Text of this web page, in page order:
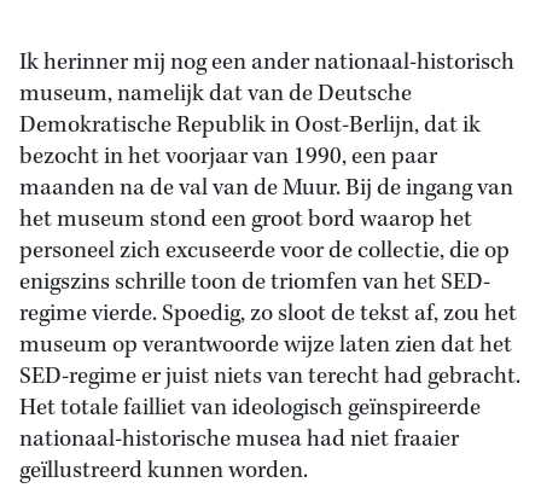
Ik herinner mij nog een ander nationaal-historisch
museum, namelijk dat van de Deutsche
Demokratische Republik in Oost-Berlijn, dat ik
bezocht in het voorjaar van 1990, een paar
maanden na de val van de Muur. Bij de ingang van
het museum stond een groot bord waarop het
personeel zich excuseerde voor de collectie, die op
enigszins schrille toon de triomfen van het SED-
regime vierde. Spoedig, zo sloot de tekst af, zou het
museum op verantwoorde wijze laten zien dat het
SED-regime er juist niets van terecht had gebracht.
Het totale failliet van ideologisch geïnspireerde
nationaal-historische musea had niet fraaier
geïllustreerd kunnen worden.